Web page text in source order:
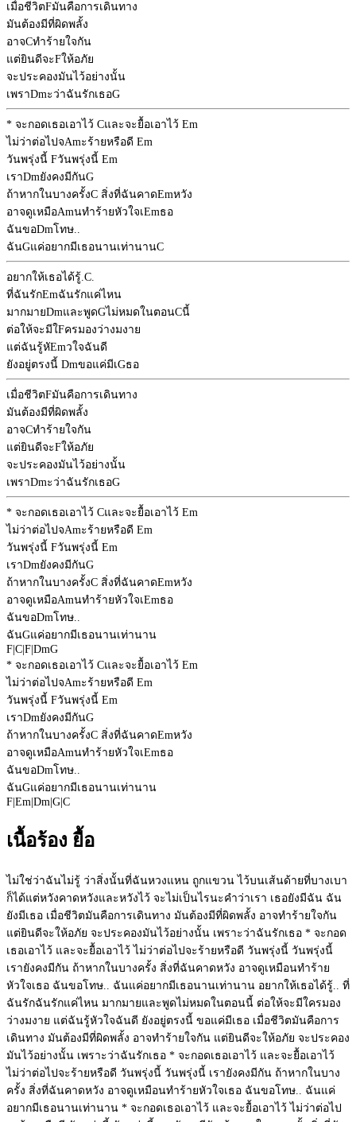
เมื่อชีวิตFมันคือการเดินทาง
มันต้องมีที่ผิดพลั้ง
อาจCทำร้ายใจกัน
แต่ยินดีจะFให้อภัย
จะประคองมันไว้อย่างนั้น
เพราDmะว่าฉันรักเธอG
* จะกอดเธอเอาไว้ Cและจะยื้อเอาไว้ Em
ไม่ว่าต่อไปจAmะร้ายหรือดี Em
วันพรุ่งนี้ Fวันพรุ่งนี้ Em
เราDmยังคงมีกันG
ถ้าหากในบางครั้งC สิ่งที่ฉันคาดEmหวัง
อาจดูเหมือAmนทำร้ายหัวใจเEmธอ
ฉันขอDmโทษ..
ฉันGแค่อยากมีเธอนานเท่านานC
อยากให้เธอได้รู้.C.
ที่ฉันรักEmฉันรักแค่ไหน
มากมายDmและพูดGไม่หมดในตอนCนี้
ต่อให้จะมีใFครมองว่างมงาย
แต่ฉันรู้หัEmวใจฉันดี
ยังอยู่ตรงนี้ Dmขอแค่มีเGธอ
เมื่อชีวิตFมันคือการเดินทาง
มันต้องมีที่ผิดพลั้ง
อาจCทำร้ายใจกัน
แต่ยินดีจะFให้อภัย
จะประคองมันไว้อย่างนั้น
เพราDmะว่าฉันรักเธอG
* จะกอดเธอเอาไว้ Cและจะยื้อเอาไว้ Em
ไม่ว่าต่อไปจAmะร้ายหรือดี Em
วันพรุ่งนี้ Fวันพรุ่งนี้ Em
เราDmยังคงมีกันG
ถ้าหากในบางครั้งC สิ่งที่ฉันคาดEmหวัง
อาจดูเหมือAmนทำร้ายหัวใจเEmธอ
ฉันขอDmโทษ..
ฉันGแค่อยากมีเธอนานเท่านาน
F C F DmG
* จะกอดเธอเอาไว้ Cและจะยื้อเอาไว้ Em
ไม่ว่าต่อไปจAmะร้ายหรือดี Em
วันพรุ่งนี้ Fวันพรุ่งนี้ Em
เราDmยังคงมีกันG
ถ้าหากในบางครั้งC สิ่งที่ฉันคาดEmหวัง
อาจดูเหมือAmนทำร้ายหัวใจเEmธอ
ฉันขอDmโทษ..
ฉันGแค่อยากมีเธอนานเท่านาน
F Em Dm G C
เนื้อร้อง ยื้อ
ไม่ใช่ว่าฉันไม่รู้ ว่าสิ่งนั้นที่ฉันหวงแหน ถูกแขวน ไว้บนเส้นด้ายที่บางเบา
ก็ได้แต่หวังคาดหวังและหวังไว้ จะไม่เป็นไรนะคำว่าเรา เธอยังมีฉัน ฉัน
ยังมีเธอ เมื่อชีวิตมันคือการเดินทาง มันต้องมีที่ผิดพลั้ง อาจทำร้ายใจกัน
แต่ยินดีจะให้อภัย จะประคองมันไว้อย่างนั้น เพราะว่าฉันรักเธอ * จะกอด
เธอเอาไว้ และจะยื้อเอาไว้ ไม่ว่าต่อไปจะร้ายหรือดี วันพรุ่งนี้ วันพรุ่งนี้
เรายังคงมีกัน ถ้าหากในบางครั้ง สิ่งที่ฉันคาดหวัง อาจดูเหมือนทำร้าย
หัวใจเธอ ฉันขอโทษ.. ฉันแค่อยากมีเธอนานเท่านาน อยากให้เธอได้รู้.. ที่
ฉันรักฉันรักแค่ไหน มากมายและพูดไม่หมดในตอนนี้ ต่อให้จะมีใครมอง
ว่างมงาย แต่ฉันรู้หัวใจฉันดี ยังอยู่ตรงนี้ ขอแค่มีเธอ เมื่อชีวิตมันคือการ
เดินทาง มันต้องมีที่ผิดพลั้ง อาจทำร้ายใจกัน แต่ยินดีจะให้อภัย จะประคอง
มันไว้อย่างนั้น เพราะว่าฉันรักเธอ * จะกอดเธอเอาไว้ และจะยื้อเอาไว้
ไม่ว่าต่อไปจะร้ายหรือดี วันพรุ่งนี้ วันพรุ่งนี้ เรายังคงมีกัน ถ้าหากในบาง
ครั้ง สิ่งที่ฉันคาดหวัง อาจดูเหมือนทำร้ายหัวใจเธอ ฉันขอโทษ.. ฉันแค่
อยากมีเธอนานเท่านาน * จะกอดเธอเอาไว้ และจะยื้อเอาไว้ ไม่ว่าต่อไป